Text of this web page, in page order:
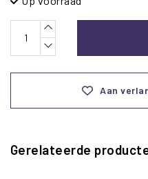
Aan
Gerelateerde